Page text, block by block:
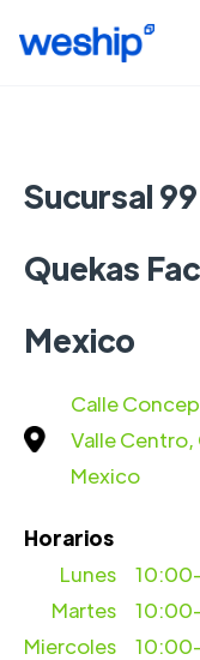
Sucursal
Quekas
Mexico
Calle
Valle Centro,
Mexico
Horarios
Martes
Miercoles
Lunes